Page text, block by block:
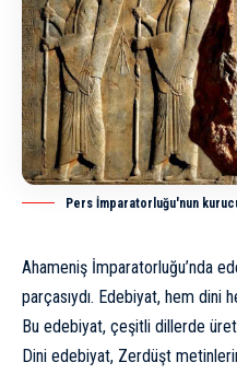
Pers İmparatorluğu'nun
Ahameniş İmparatorluğu’nda
parçasıydı. Edebiyat, hem dini
Bu edebiyat, çeşitli dillerde
Dini edebiyat, Zerdüşt